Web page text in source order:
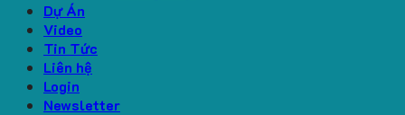
Dự Án
Video
Tin Tức
Liên hệ
Login
Newsletter